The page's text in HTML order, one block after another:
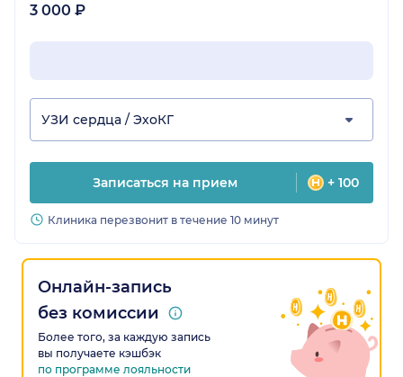
3 000 ₽
УЗИ сердца / ЭхоКГ
Записаться на прием + 100
Клиника перезвонит в течение 10 минут
Онлайн-запись
без комиссии
Более того, за каждую запись
вы получаете кэшбэк
по программе лояльности